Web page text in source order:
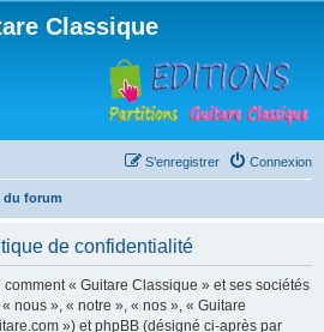
Classique
Connexion
S’enregistrer
du forum
de confidentialité
« Guitare Classique » et ses sociétés
nous », « notre », « nos », « Guitare
») et phpBB (désigné ci-après par